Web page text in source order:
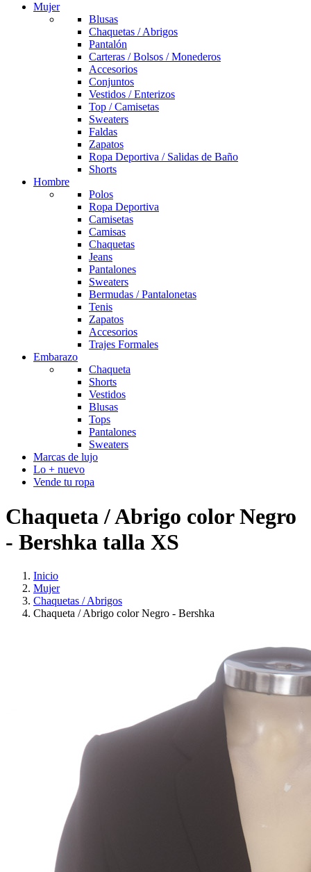
Mujer
Blusas
Chaquetas / Abrigos
Pantalón
Carteras / Bolsos / Monederos
Accesorios
Conjuntos
Vestidos / Enterizos
Top / Camisetas
Sweaters
Faldas
Zapatos
Ropa Deportiva / Salidas de Baño
Shorts
Hombre
Polos
Ropa Deportiva
Camisetas
Camisas
Chaquetas
Jeans
Pantalones
Sweaters
Bermudas / Pantalonetas
Tenis
Zapatos
Accesorios
Trajes Formales
Embarazo
Chaqueta
Shorts
Vestidos
Blusas
Tops
Pantalones
Sweaters
Marcas de lujo
Lo + nuevo
Vende tu ropa
Chaqueta / Abrigo color Negro
- Bershka talla XS
Inicio
Mujer
Chaquetas / Abrigos
Chaqueta / Abrigo color Negro - Bershka